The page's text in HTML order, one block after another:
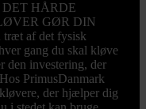
HÅRDE
GØR DIN
af det fysisk
gang du skal kløve
den investering, der
PrimusDanmark
der hjælper dig